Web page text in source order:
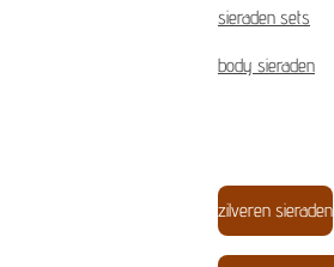
sieraden sets
body sieraden
zilveren sieraden